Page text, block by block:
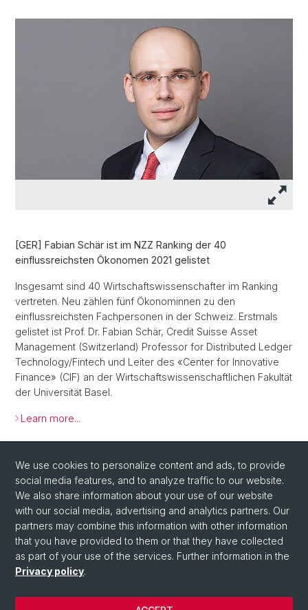
[GER] Fabian Schär ist im NZZ Ranking der 40
einflussreichsten Ökonomen 2021 gelistet
Insgesamt sind 40 Wirtschaftswissenschafter im Ranking
vertreten. Neu zählen fünf Ökonominnen zu den
einflussreichsten Fachpersonen in der Schweiz. Erstmals
gelistet ist Prof. Dr. Fabian Schär, Credit Suisse Asset
Management (Switzerland) Professor for Distributed Ledger
Technology/Fintech und Leiter des «Center for Innovative
Finance» (CIF) an der Wirtschaftswissenschaftlichen Fakultät
der Universität Basel.
Learn more...
© University of Basel
Faculty of Business and Economics
We use cookies to personalize content and ads, to provide
social media features, and to analyze traffic to our website.
We also share information about your use of our website
with our social media, advertising and analytics partners. Our
partners may combine this information with other information
that you have provided to them or that they have collected
as part of your use of the services. Further information in the
Privacy policy.